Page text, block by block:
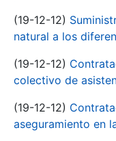
(19-12-12)
natural a los
(19-12-12)
colectivo de
(19-12-12)
aseguramiento en